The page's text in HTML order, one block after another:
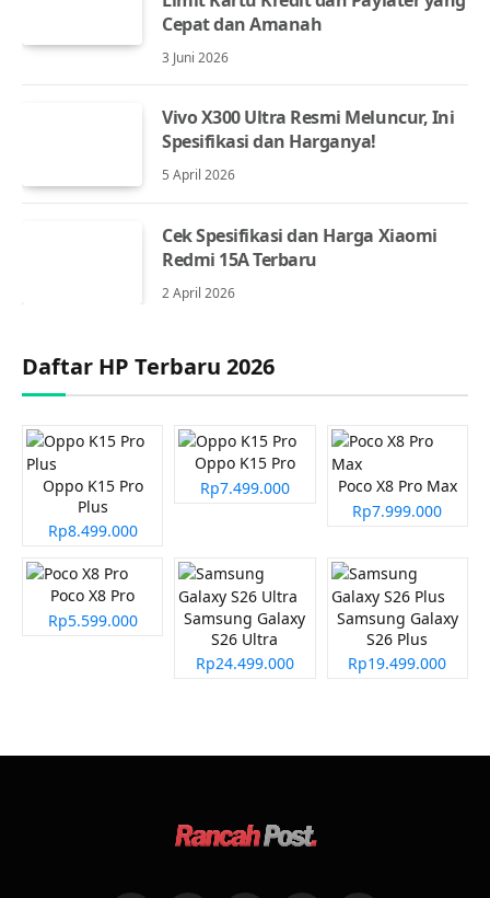
Cepat dan Amanah
3 Juni 2026
Vivo X300 Ultra Resmi Meluncur, Ini
Spesifikasi dan Harganya!
5 April 2026
Cek Spesifikasi dan Harga Xiaomi
Redmi 15A Terbaru
2 April 2026
Daftar HP Terbaru 2026
Oppo K15 Pro
Plus
Rp8.499.000
Oppo K15 Pro
Rp7.499.000
Poco X8 Pro Max
Rp7.999.000
Poco X8 Pro
Rp5.599.000
Samsung Galaxy
S26 Ultra
Rp24.499.000
Samsung Galaxy
S26 Plus
Rp19.499.000